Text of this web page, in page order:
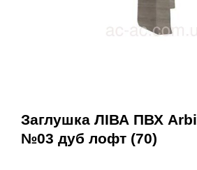
Заглушка ЛІВА ПВХ
№03 дуб лофт (70)